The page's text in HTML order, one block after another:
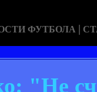
ФУТБОЛА |
"Не